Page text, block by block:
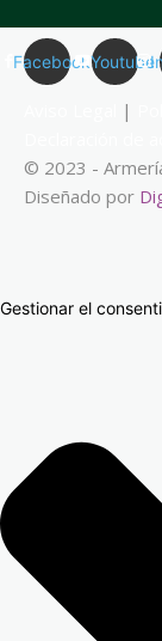
FacebookYoutube
|
© 2023 -
Diseñado por
Gestionar el